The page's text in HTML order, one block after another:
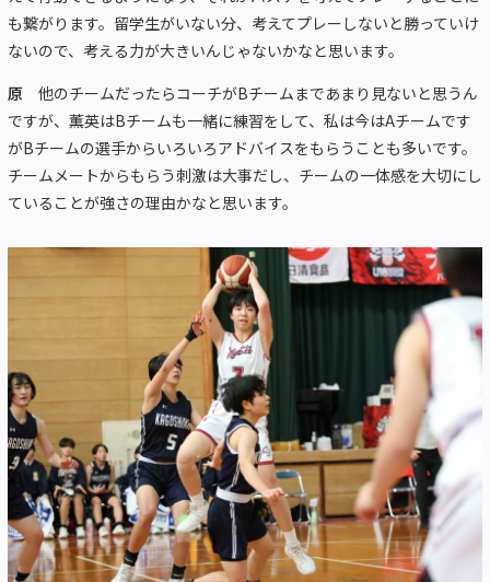
も繋がります。留学生がいない分、考えてプレーしないと勝っていけ
ないので、考える力が大きいんじゃないかなと思います。
原 他のチームだったらコーチがBチームまであまり見ないと思うん
ですが、薫英はBチームも一緒に練習をして、私は今はAチームです
がBチームの選手からいろいろアドバイスをもらうことも多いです。
チームメートからもらう刺激は大事だし、チームの一体感を大切にし
ていることが強さの理由かなと思います。